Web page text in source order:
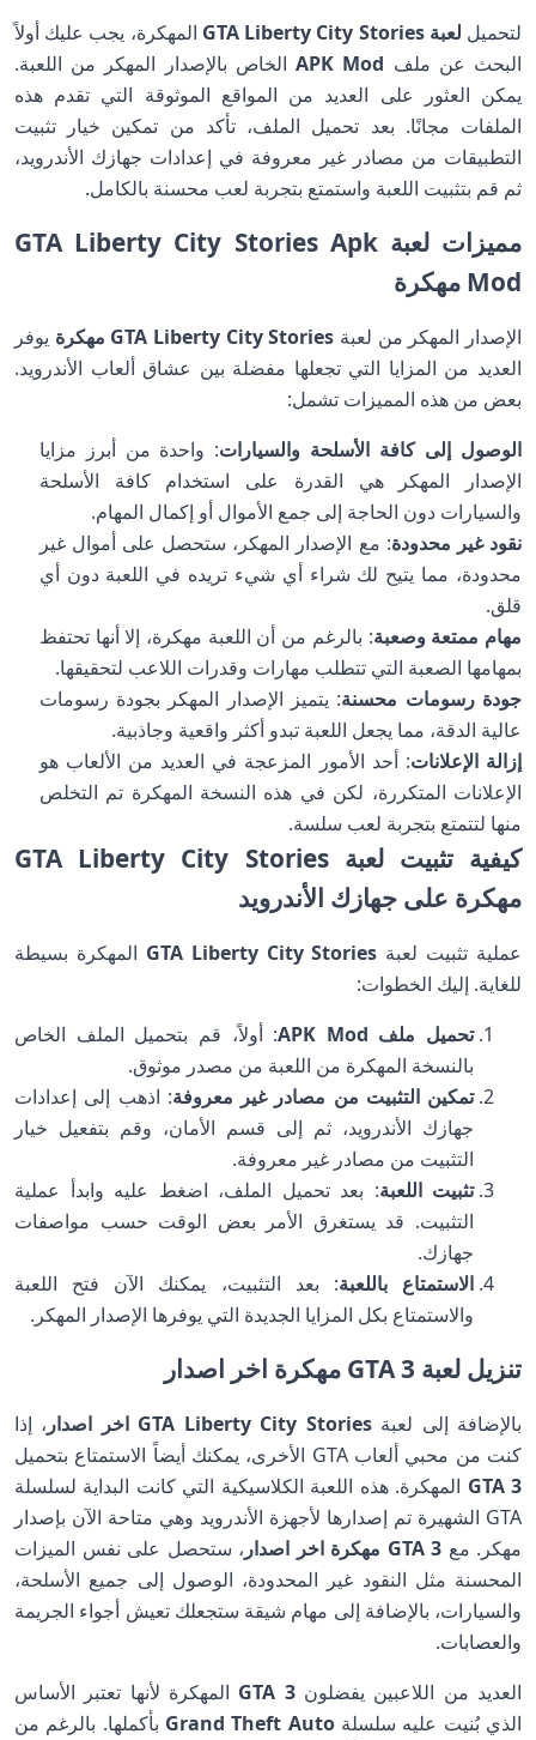
لتحميل لعبة GTA Liberty City Stories
المهكرة، يجب عليك أولاً
البحث عن ملف APK Modالخاص بالإصدار المهكر من اللعبة.
يمكن العثور على العديد من المواقع الموثوقة التي تقدم هذه
الملفات مجانًا. بعد تحميل الملف، تأكد من تمكين خيار تثبيت
التطبيقات من مصادر غير معروفة في إعدادات جهازك الأندرويد،
ثم قم بتثبيت اللعبة واستمتع بتجربة لعب محسنة بالكامل.
مميزات لعبة GTA Liberty City Stories Apk
Mod مهكرة
الإصدار المهكر من لعبة GTA Liberty City Stories مهكرة
يوفر
العديد من المزايا التي تجعلها مفضلة بين عشاق ألعاب الأندرويد.
بعض من هذه المميزات تشمل:
الوصول إلى كافة الأسلحة والسيارات: واحدة من أبرز مزايا
الإصدار المهكر هي القدرة على استخدام كافة الأسلحة
والسيارات دون الحاجة إلى جمع الأموال أو إكمال المهام.
نقود غير محدودة: مع الإصدار المهكر، ستحصل على أموال غير
محدودة، مما يتيح لك شراء أي شيء تريده في اللعبة دون أي
قلق.
مهام ممتعة وصعبة: بالرغم من أن اللعبة مهكرة، إلا أنها تحتفظ
بمهامها الصعبة التي تتطلب مهارات وقدرات اللاعب لتحقيقها.
جودة رسومات محسنة: يتميز الإصدار المهكر بجودة رسومات
عالية الدقة، مما يجعل اللعبة تبدو أكثر واقعية وجاذبية.
إزالة الإعلانات: أحد الأمور المزعجة في العديد من الألعاب هو
الإعلانات المتكررة، لكن في هذه النسخة المهكرة تم التخلص
منها لتتمتع بتجربة لعب سلسة.
كيفية تثبيت لعبة GTA Liberty City Stories
مهكرة على جهازك الأندرويد
عملية تثبيت لعبة GTA Liberty City Stories المهكرة بسيطة
للغاية. إليك الخطوات:
تحميل ملف APK Mod
: أولاً، قم بتحميل الملف الخاص
بالنسخة المهكرة من اللعبة من مصدر موثوق.
تمكين التثبيت من مصادر غير معروفة: اذهب إلى إعدادات
جهازك الأندرويد، ثم إلى قسم الأمان، وقم بتفعيل خيار
التثبيت من مصادر غير معروفة.
تثبيت اللعبة: بعد تحميل الملف، اضغط عليه وابدأ عملية
التثبيت. قد يستغرق الأمر بعض الوقت حسب مواصفات
جهازك.
الاستمتاع باللعبة: بعد التثبيت، يمكنك الآن فتح اللعبة
والاستمتاع بكل المزايا الجديدة التي يوفرها الإصدار المهكر.
تنزيل لعبة GTA 3 مهكرة اخر اصدار
بالإضافة إلى لعبةGTA Liberty City Stories اخر اصدار
، إذا
كنت من محبي ألعاب GTA الأخرى، يمكنك أيضاً الاستمتاع بتحميل
GTA 3 المهكرة. هذه اللعبة الكلاسيكية التي كانت البداية لسلسلة
GTA الشهيرة تم إصدارها لأجهزة الأندرويد وهي متاحة الآن بإصدار
مهكر. مع GTA 3 مهكرة اخر اصدار
، ستحصل على نفس الميزات
المحسنة مثل النقود غير المحدودة، الوصول إلى جميع الأسلحة،
والسيارات، بالإضافة إلى مهام شيقة ستجعلك تعيش أجواء الجريمة
والعصابات.
العديد من اللاعبين يفضلونGTA 3 المهكرة لأنها تعتبر الأساس
الذي بُنيت عليه سلسلةGrand Theft Auto بأكملها. بالرغم من